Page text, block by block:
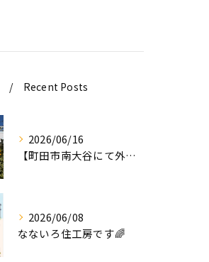
Recent Posts
2026/06/16
【町田市南大谷にて外壁塗装工事完工のお知らせ】
2026/06/08
なないろ住工房です🌈